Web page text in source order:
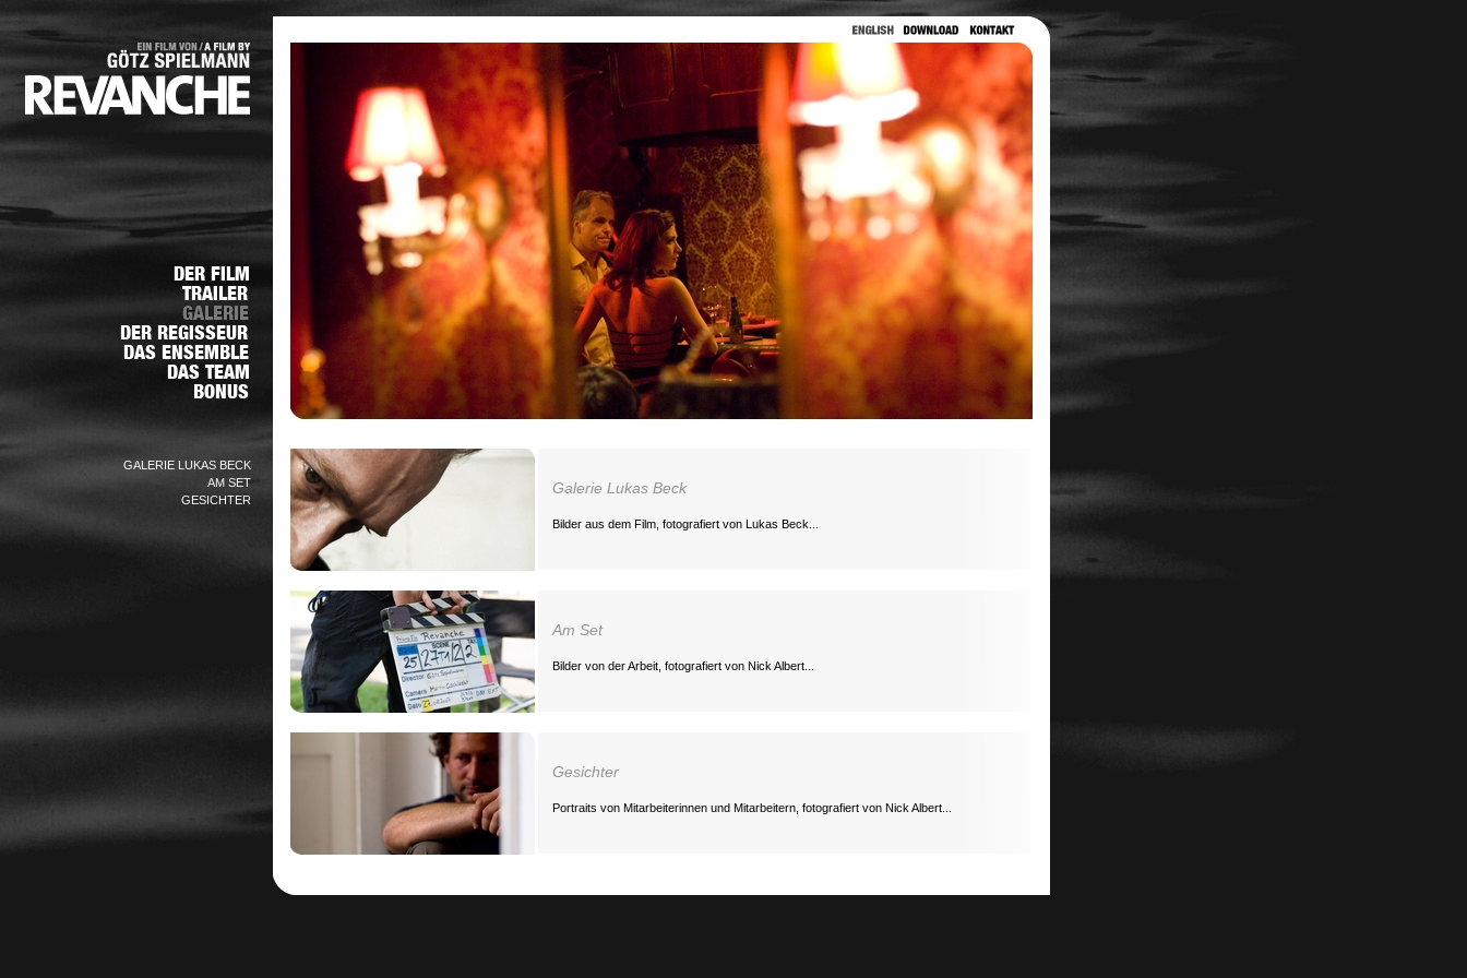
GALERIE LUKAS BECK
AM SET
GESICHTER
Galerie Lukas Beck
Bilder aus dem Film, fotografiert von Lukas Beck...
Am Set
Bilder von der Arbeit, fotografiert von Nick Albert...
Gesichter
Portraits von Mitarbeiterinnen und Mitarbeitern, fotografiert von Nick Albert...